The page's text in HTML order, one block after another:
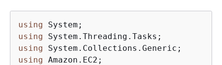
using
using
using
using